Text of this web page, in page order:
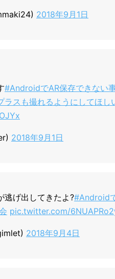
2018年9月1日
#AndroidでAR保存できない
スも撮れるようにしてほし
2018年9月1日
逃げ出してきたよ?#Android
pic.twitter.com/
2018年9月4日